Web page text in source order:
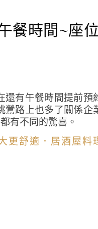
餐時間~座
還有午餐時間提前預
鶯路上也多了關係企
有不同的驚喜。